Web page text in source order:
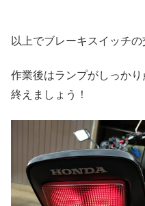
以上でブレーキスイッチの
作業後はランプがしっか
終えましょう！